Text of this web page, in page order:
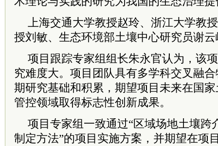
上海交通大学教授赵玲、浙江大学教授
授刘敏、生态环境部土壤中心研究员谢
项目跟踪专家组组长朱永官认为，该
究难度大。项目团队具有多学科交叉融
期研究基础和积累，期望项目未来在国
管控领域取得标志性创新成果。
项目专家组一致通过“区域场地土壤跨
制定方法”的项目实施方案，并期望在项